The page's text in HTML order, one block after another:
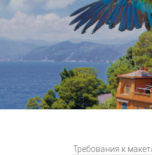
Требования к